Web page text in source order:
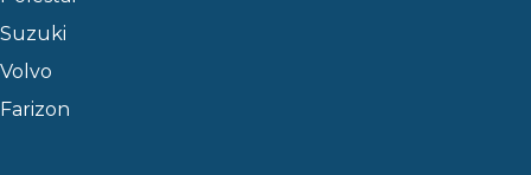
Suzuki
Volvo
Farizon